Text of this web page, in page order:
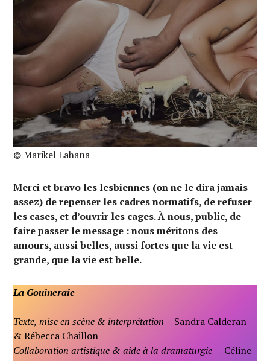
© Marikel Lahana
Merci et bravo les lesbiennes (on ne le dira jamais
assez) de repenser les cadres normatifs, de refuser
les cases, et d’ouvrir les cages. À nous, public, de
faire passer le message : nous méritons des
amours, aussi belles, aussi fortes que la vie est
grande, que la vie est belle.
La Gouineraie
Texte, mise en scène & interprétation— Sandra Calderan
& Rébecca Chaillon
Collaboration artistique & aide à la dramaturgie— Céline